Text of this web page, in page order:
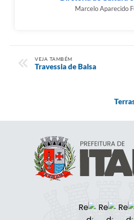
Marcelo Aparecido
VEJA TAMBÉM
Travessia de Balsa